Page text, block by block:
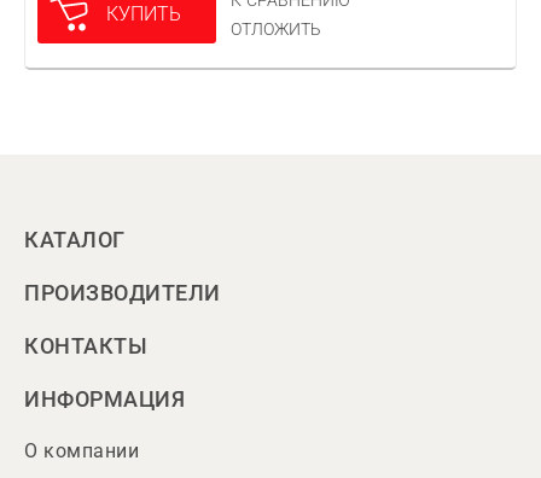
КУПИТЬ
ОТЛОЖИТЬ
КАТАЛОГ
ПРОИЗВОДИТЕЛИ
КОНТАКТЫ
ИНФОРМАЦИЯ
О компании